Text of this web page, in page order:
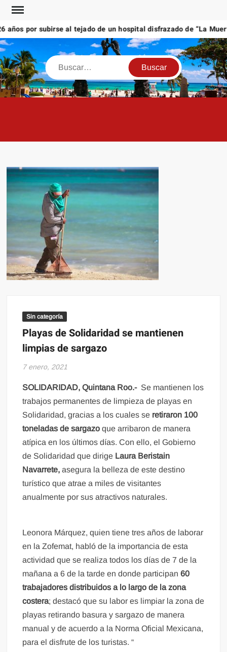
Saltar
contenidopor subirse al tejado de un hospital disfrazado de “La
Buscar
Sin categoría
Playas de Solidaridad se mantienen
limpias de sargazo
7 enero, 2021
SOLIDARIDAD, Quintana Roo.-Se mantienen los
trabajos permanentes de limpieza de playas en
Solidaridad, gracias a los cuales se retiraron 100
toneladas de sargazo que arribaron de manera
atípica en los últimos días. Con ello, el Gobierno
de Solidaridad que dirige Laura Beristain
Navarrete, asegura la belleza de este destino
turístico que atrae a miles de visitantes
anualmente por sus atractivos naturales.
Leonora Márquez, quien tiene tres años de laborar
en la Zofemat, habló de la importancia de esta
actividad que se realiza todos los días de 7 de la
mañana a 6 de la tarde en donde participan60
trabajadores distribuidos a lo largo de la zona
costera; destacó que su labor es limpiar la zona de
playas retirando basura y sargazo de manera
manual y de acuerdo a la Norma Oficial Mexicana,
para el disfrute de los turistas. “